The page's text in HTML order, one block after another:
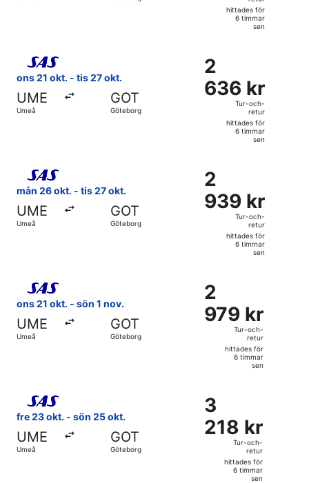
retur,
hittades
timmar
sen
hittades för
6 timmar
sen
ons 21 okt. - tis 27 okt.
UME
Umeå
GOT
Göteborg
2
636 kr
Tur-
retur,
hittades
timmar
sen
2
636 kr
Tur-och-
retur
hittades för
6 timmar
sen
Välj flyg med Scandinavian Airlines, med avresa ons
mån 26 okt. - tis 27 okt.
UME
Umeå
GOT
Göteborg
2
939 kr
Tur-
retur,
hittades
timmar
sen
2
939 kr
Tur-och-
retur
hittades för
6 timmar
sen
Välj flyg med Scandinavian Airlines, med avresa mån
ons 21 okt. - sön 1 nov.
UME
Umeå
GOT
Göteborg
2
979 kr
Tur-
retur,
hittades
timmar
sen
2
979 kr
Tur-och-
retur
hittades för
6 timmar
sen
Välj flyg med Scandinavian Airlines, med avresa ons
fre 23 okt. - sön 25 okt.
UME
Umeå
GOT
Göteborg
3
218 kr
Tur-
retur,
hittades
3
218 kr
Tur-och-
retur
hittades för
6 timmar
sen
Välj flyg med Scandinavian Airlines, med avresa fre 23